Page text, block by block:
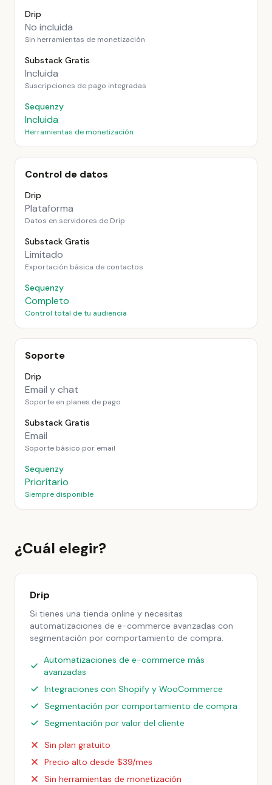
Drip
No incluida
Sin herramientas de monetización
Substack Gratis
Incluida
Suscripciones de pago integradas
Sequenzy
Incluida
Herramientas de monetización
Control de datos
Drip
Plataforma
Datos en servidores de Drip
Substack Gratis
Limitado
Exportación básica de contactos
Sequenzy
Completo
Control total de tu audiencia
Soporte
Drip
Email y chat
Soporte en planes de pago
Substack Gratis
Email
Soporte básico por email
Sequenzy
Prioritario
Siempre disponible
¿Cuál elegir?
Drip
Si tienes una tienda online y necesitas
automatizaciones de e-commerce avanzadas con
segmentación por comportamiento de compra.
Automatizaciones de e-commerce más
avanzadas
Integraciones con Shopify y WooCommerce
Segmentación por comportamiento de compra
Segmentación por valor del cliente
Sin plan gratuito
Precio alto desde $39/mes
Sin herramientas de monetización